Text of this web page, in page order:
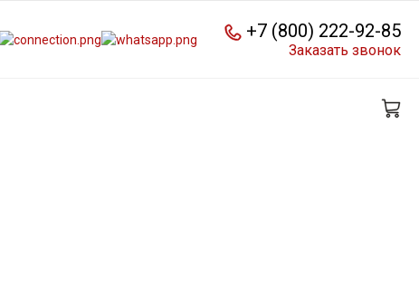
+7 (800) 222-92-85
Заказать звонок